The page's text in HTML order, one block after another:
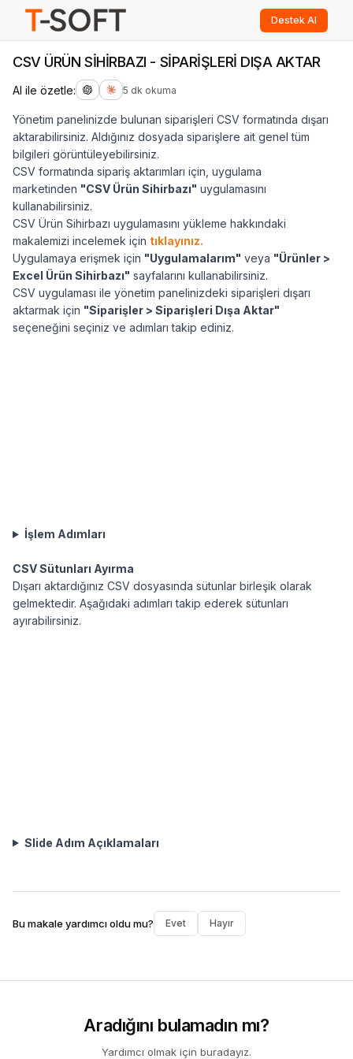
Destek Al
CSV ÜRÜN SİHİRBAZI - SİPARİŞLERİ DIŞA AKTAR
AI ile özetle: 5 dk okuma
Yönetim panelinizde bulunan siparişleri CSV formatında dışarı
aktarabilirsiniz. Aldığınız dosyada siparişlere ait genel tüm
bilgileri görüntüleyebilirsiniz.
CSV formatında sipariş aktarımları için, uygulama
marketinden "CSV Ürün Sihirbazı" uygulamasını
kullanabilirsiniz.
CSV Ürün Sihirbazı uygulamasını yükleme hakkındaki
makalemizi incelemek için tıklayınız.
Uygulamaya erişmek için "Uygulamalarım" veya "Ürünler >
Excel Ürün Sihirbazı" sayfalarını kullanabilirsiniz.
CSV uygulaması ile yönetim panelinizdeki siparişleri dışarı
aktarmak için "Siparişler > Siparişleri Dışa Aktar"
seçeneğini seçiniz ve adımları takip ediniz.
İşlem Adımları
CSV Sütunları Ayırma
Dışarı aktardığınız CSV dosyasında sütunlar birleşik olarak
gelmektedir. Aşağıdaki adımları takip ederek sütunları
ayırabilirsiniz.
Slide Adım Açıklamaları
Bu makale yardımcı oldu mu? Evet Hayır
Aradığını bulamadın mı?
Yardımcı olmak için buradayız.